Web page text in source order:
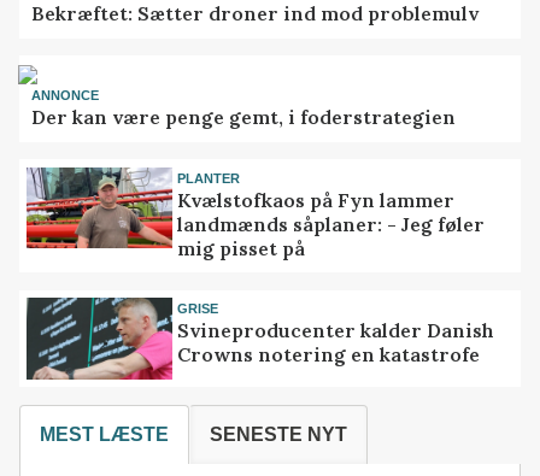
Bekræftet: Sætter droner ind mod problemulv
ANNONCE
Der kan være penge gemt, i foderstrategien
PLANTER
Kvælstofkaos på Fyn lammer
landmænds såplaner: - Jeg føler
mig pisset på
GRISE
Svineproducenter kalder Danish
Crowns notering en katastrofe
MEST LÆSTE SENESTE NYT